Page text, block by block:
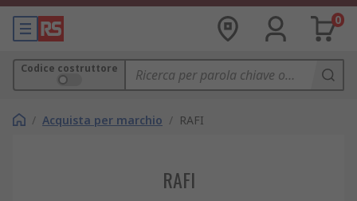
0
Codice costruttore
/ Acquista per marchio / RAFI
RAFI